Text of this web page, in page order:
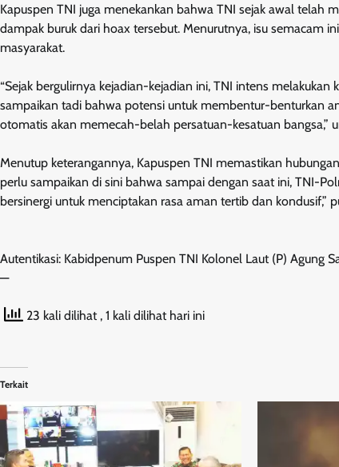
Kapuspen TNI juga menekankan bahwa TNI sejak awal telah
dampak buruk dari hoax tersebut. Menurutnya, isu semacam
masyarakat.
“Sejak bergulirnya kejadian-kejadian ini, TNI intens
sampaikan tadi bahwa potensi untuk membentur-benturkan
otomatis akan memecah-belah persatuan-kesatuan bangsa,”
Menutup keterangannya, Kapuspen TNI memastikan
perlu sampaikan di sini bahwa sampai dengan saat ini, TNI-
bersinergi untuk menciptakan rasa aman tertib dan kondusif,”
Autentikasi: Kabidpenum Puspen TNI Kolonel Laut (P) Agung
—
23 kali dilihat , 1 kali dilihat hari ini
Terkait